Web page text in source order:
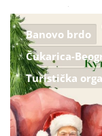
Banovo brdo
Čukarica-
Turistička